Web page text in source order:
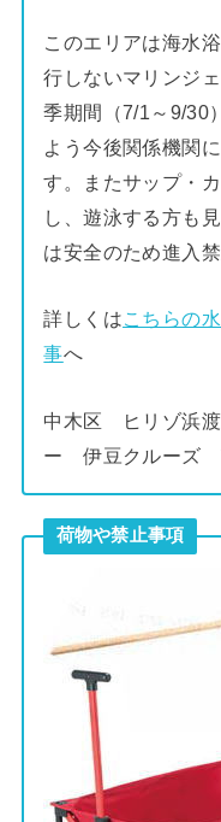
このエリアは海水
行しないマリンジ
季期間（7/1～9/30
よう今後関係機関
す。またサップ・
し、遊泳する方も
は安全のため進入
詳しくはこちらの
事へ
中木区 ヒリゾ浜
ー 伊豆クルーズ
荷物や禁止事項